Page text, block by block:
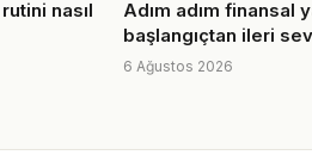
nasıl
Adım adım finansal
başlangıçtan ileri
6 Ağustos 2026